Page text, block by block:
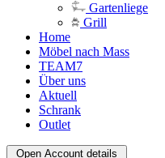
Gartenliege
Grill
Home
Möbel nach Mass
TEAM7
Über uns
Aktuell
Schrank
Outlet
Open Account details